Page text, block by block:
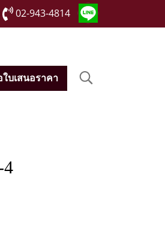
02-943-4814
บเสนอราคา
4